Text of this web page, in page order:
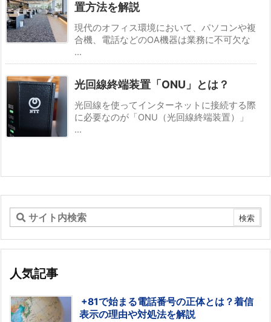
置方法を解説
現代のオフィス環境において、パソコンや複
合機、電話などのOA機器は業務に不可欠な
...
光回線終端装置「ONU」とは？
光回線を使ってインターネットに接続する際
に必要なのが「ONU（光回線終端装置）」
...
人気記事
+81で始まる電話番号の正体とは？着信
表示の理由や対処法を解説